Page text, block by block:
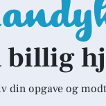
billig
din opgave og